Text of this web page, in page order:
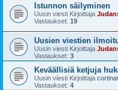
Istunnon säilyminen
Uusin viesti Kirjoittaja
Vastaukset: 19
Uusien viestien
Uusin viesti Kirjoittaja
Vastaukset: 3
Keväällisiä ketjuja
Uusin viesti Kirjoittaja
Vastaukset: 4